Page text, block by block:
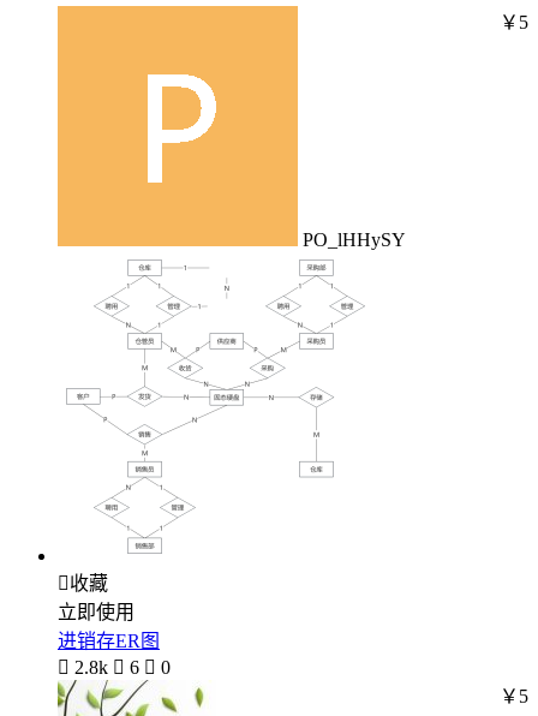
PO_lHHySY
￥5
收藏
立即使用
进销存ER图
 2.8k  6  0
￥5